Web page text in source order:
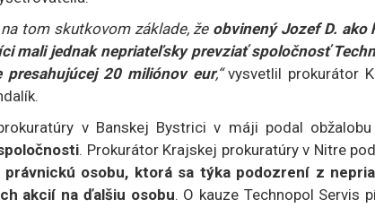
tom skutkovom základe, že obvinený Jozef D.
mali jednak nepriateľsky prevziať spoločnosť
presahujúcej 20 miliónov eur,“vysvetlil prokurátor
v Banskej Bystrici v máji podal
. Prokurátor Krajskej prokuratúry v Nitre
osobu, ktorá sa týka podozrení z
akcií na ďalšiu osobu. O kauze Technopol Servis